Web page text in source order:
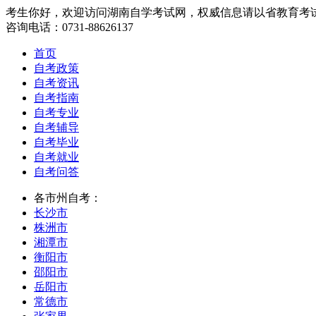
考生你好，欢迎访问湖南自学考试网，权威信息请以省教育考
咨询电话：0731-88626137
首页
自考政策
自考资讯
自考指南
自考专业
自考辅导
自考毕业
自考就业
自考问答
各市州自考：
长沙市
株洲市
湘潭市
衡阳市
邵阳市
岳阳市
常德市